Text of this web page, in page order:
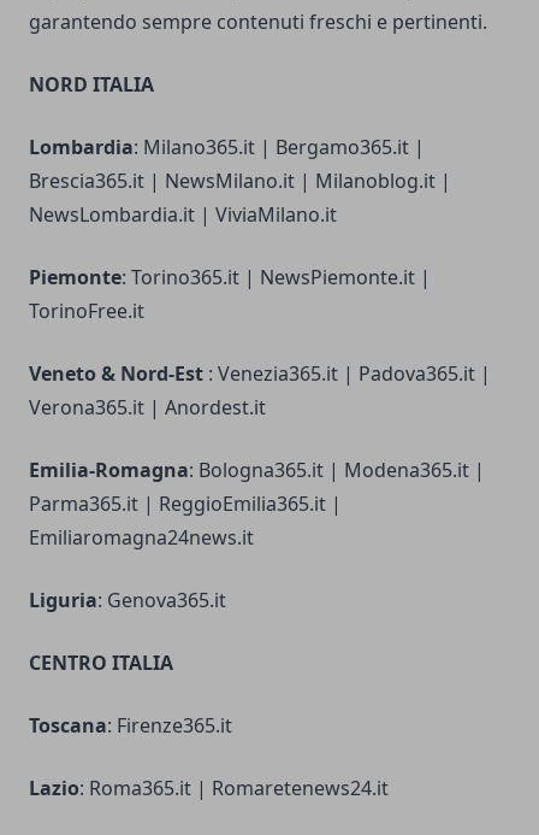
garantendo sempre contenuti freschi e pertinenti.
NORD ITALIA
Lombardia: Milano365.it | Bergamo365.it |
Brescia365.it | NewsMilano.it | Milanoblog.it |
NewsLombardia.it | ViviaMilano.it
Piemonte: Torino365.it | NewsPiemonte.it |
TorinoFree.it
Veneto & Nord-Est : Venezia365.it | Padova365.it |
Verona365.it | Anordest.it
Emilia-Romagna: Bologna365.it | Modena365.it |
Parma365.it | ReggioEmilia365.it |
Emiliaromagna24news.it
Liguria: Genova365.it
CENTRO ITALIA
Toscana: Firenze365.it
Lazio: Roma365.it | Romaretenews24.it